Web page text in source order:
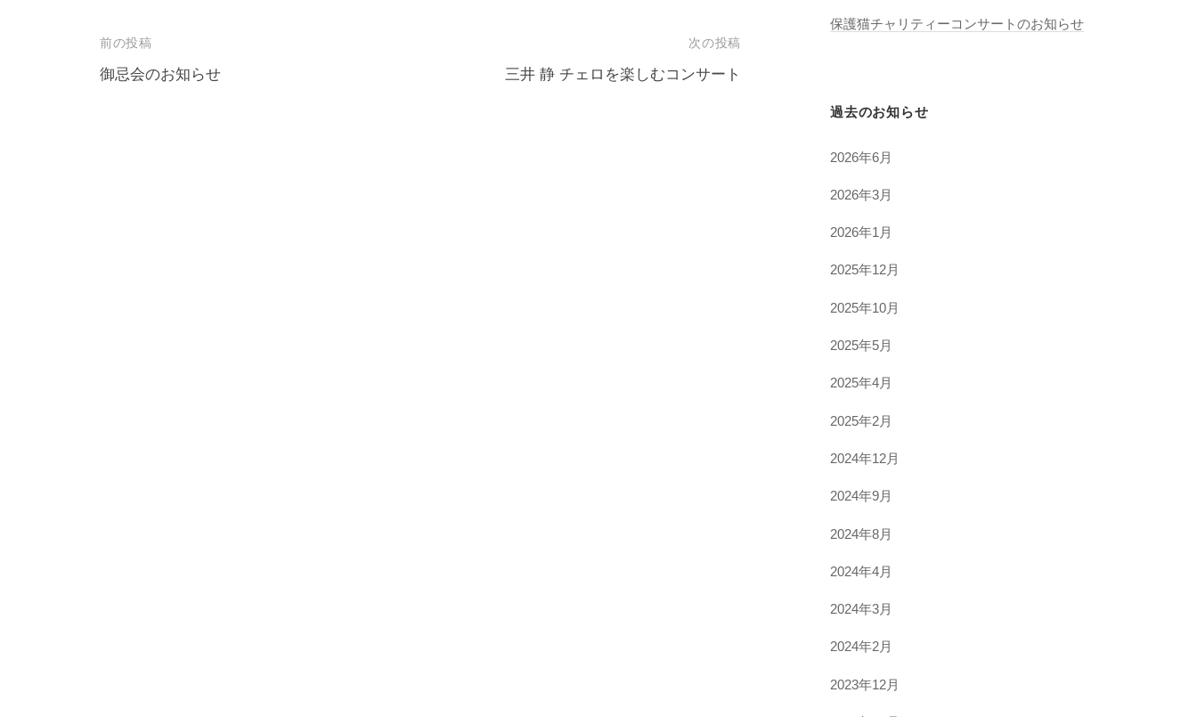
投
稿
前の投稿
御忌会のお知らせ
次の投稿
三井 静 チェロを楽しむコンサート
保護猫チャリティーコンサートのお知らせ
過去のお知らせ
2026年6月
2026年3月
2026年1月
2025年12月
2025年10月
2025年5月
2025年4月
2025年2月
2024年12月
2024年9月
2024年8月
2024年4月
2024年3月
2024年2月
2023年12月